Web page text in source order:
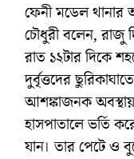
ফেনী মডেল থানার
চৌধুরী বলেন, রাজু
রাত ১২টার দিকে
দুর্বৃত্তদের
আশঙ্কাজনক
হাসপাতালে ভর্তি
যান। তার পেটে ও